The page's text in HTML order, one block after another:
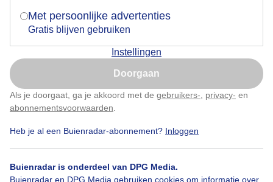
Met persoonlijke advertenties
Gratis blijven gebruiken
Instellingen
Doorgaan
Als je doorgaat, ga je akkoord met de gebruikers- privacy- en
abonnementsvoorwaarden
Heb je al een Buienradar-abonnement? Inloggen
Buienradar is onderdeel van DPG Media.
Buienradar en DPG Media gebruiken cookies om informatie over
weerspiegeling...
Door: Nel van Es Gemaakt: 13-10-2025, 61x bekeken
Nu niet, misschien later
Klik hierom dit aan te passen